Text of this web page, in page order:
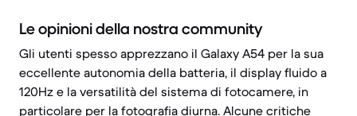
Le opinioni della nostra community
Gli utenti spesso apprezzano il Galaxy A54 per la sua
eccellente autonomia della batteria, il display fluido a
120Hz e la versatilità del sistema di fotocamere, in
particolare per la fotografia diurna. Alcune critiche